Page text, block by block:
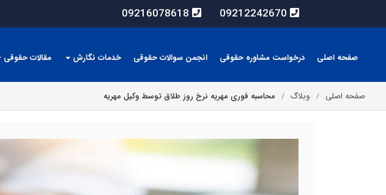
09212242670
09216078618
صفحه اصلی درخواست مشاوره حقوقی انجمن سوالات حقوقی خدمات نگارش مقالات حقوقی
صفحه اصلی وبلاگ محاسبه فوری مهریه نرخ روز طلاق توسط وکیل مهریه